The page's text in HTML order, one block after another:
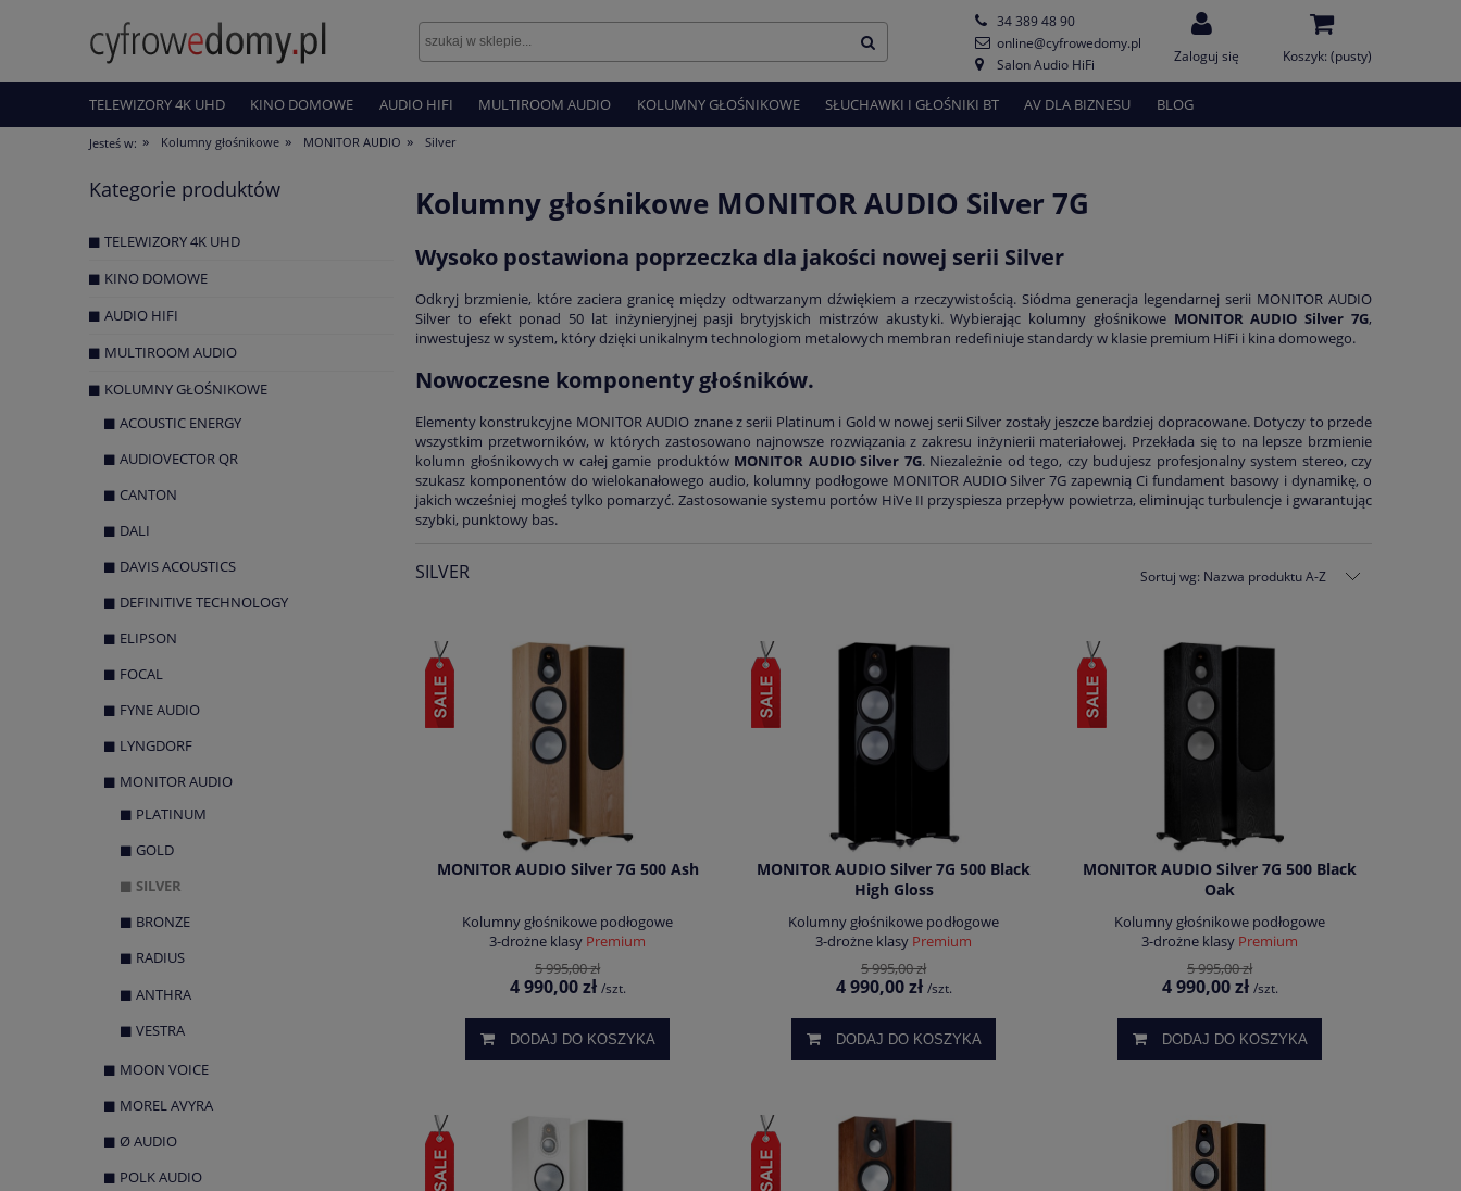
Koszyk: (pusty)
Zaloguj się
34 389 48 90
online@cyfrowedomy.pl
Salon Audio HiFi
TELEWIZORY 4K UHD KINO DOMOWE AUDIO HIFI MULTIROOM AUDIO KOLUMNY GŁOŚNIKOWE SŁUCHAWKI I GŁOŚNIKI BT AV DLA BIZNESU BLOG
Jesteś w: » Kolumny głośnikowe » MONITOR AUDIO » Silver
Kategorie produktów
TELEWIZORY 4K UHD
KINO DOMOWE
AUDIO HIFI
MULTIROOM AUDIO
KOLUMNY GŁOŚNIKOWE
ACOUSTIC ENERGY
AUDIOVECTOR QR
CANTON
DALI
DAVIS ACOUSTICS
DEFINITIVE TECHNOLOGY
ELIPSON
FOCAL
FYNE AUDIO
LYNGDORF
MONITOR AUDIO
PLATINUM
GOLD
SILVER
BRONZE
RADIUS
ANTHRA
VESTRA
MOON VOICE
MOREL AVYRA
Ø AUDIO
POLK AUDIO
Kolumny głośnikowe MONITOR AUDIO Silver 7G
Wysoko postawiona poprzeczka dla jakości nowej serii Silver
Odkryj brzmienie, które zaciera granicę między odtwarzanym dźwiękiem a rzeczywistością. Siódma generacja legendarnej serii MONITOR AUDIO
Silver to efekt ponad 50 lat inżynieryjnej pasji brytyjskich mistrzów akustyki. Wybierając kolumny głośnikowe MONITOR AUDIO Silver 7G,
inwestujesz w system, który dzięki unikalnym technologiom metalowych membran redefiniuje standardy w klasie premium HiFi i kina domowego.
Nowoczesne komponenty głośników.
Elementy konstrukcyjne MONITOR AUDIO znane z serii Platinum i Gold w nowej serii Silver zostały jeszcze bardziej dopracowane. Dotyczy to przede
wszystkim przetworników, w których zastosowano najnowsze rozwiązania z zakresu inżynierii materiałowej. Przekłada się to na lepsze brzmienie
kolumn głośnikowych w całej gamie produktów MONITOR AUDIO Silver 7G. Niezależnie od tego, czy budujesz profesjonalny system stereo, czy
szukasz komponentów do wielokanałowego audio, kolumny podłogowe MONITOR AUDIO Silver 7G zapewnią Ci fundament basowy i dynamikę, o
jakich wcześniej mogłeś tylko pomarzyć. Zastosowanie systemu portów HiVe II przyspiesza przepływ powietrza, eliminując turbulencje i gwarantując
szybki, punktowy bas.
SILVER Sortuj wg: Nazwa produktu A-Z
MONITOR AUDIO Silver 7G 500 Ash
Kolumny głośnikowe podłogowe
3-drożne klasy Premium
5 995,00 zł
4 990,00 zł /szt.
DODAJ DO KOSZYKA
MONITOR AUDIO Silver 7G 500 Black
High Gloss
Kolumny głośnikowe podłogowe
3-drożne klasy Premium
5 995,00 zł
4 990,00 zł /szt.
DODAJ DO KOSZYKA
MONITOR AUDIO Silver 7G 500 Black
Oak
Kolumny głośnikowe podłogowe
3-drożne klasy Premium
5 995,00 zł
4 990,00 zł /szt.
DODAJ DO KOSZYKA